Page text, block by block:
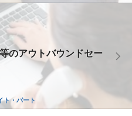
のアウトバウンドセー
ト・パート